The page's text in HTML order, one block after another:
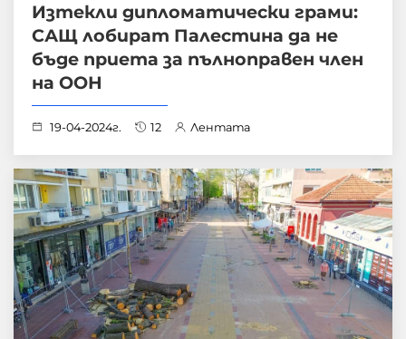
Изтекли дипломатически грами:
САЩ лобират Палестина да не
бъде приета за пълноправен член
на ООН
19-04-2024г. 12 Лентата